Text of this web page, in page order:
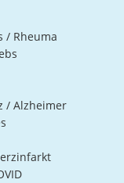
/ Rheuma
/ Alzheimer